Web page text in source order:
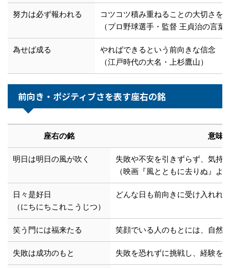
努力は必ず報われる
コツコツ積み重ねることの大切さを
（プロ野球選手・監督 王貞治の言葉
為せば成る
やればできるという前向きな信念
（江戸時代の大名・上杉鷹山）
前向き・ポジティブさを表す座右の銘
座右の銘 意味
明日は明日の風が吹く
失敗や不安を引きずらず、気持
（映画『風とともに去りぬ』よ
日々是好日
（にちにちこれこうじつ）
どんな日も前向きに受け入れれ
笑う門には福来たる 笑顔でいる人のもとには、自然
失敗は成功のもと 失敗を恐れずに挑戦し、経験を